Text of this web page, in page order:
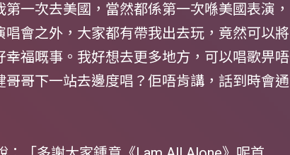
一次去美國，當然都係第一次喺美國表演，
會之外，大家都有帶我出去玩，竟然可以將
福嘅事。我好想去更多地方，可以唱歌畀唔
哥哥下一站去邊度唱？佢唔肯講，話到時會通